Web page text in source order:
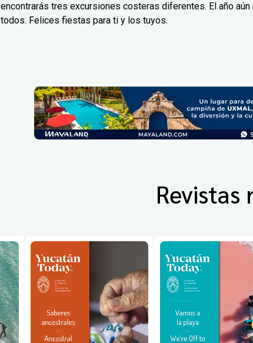
encontrarás tres excursiones costeras diferentes. El año
todos. Felices fiestas para ti y los tuyos.
Revistas